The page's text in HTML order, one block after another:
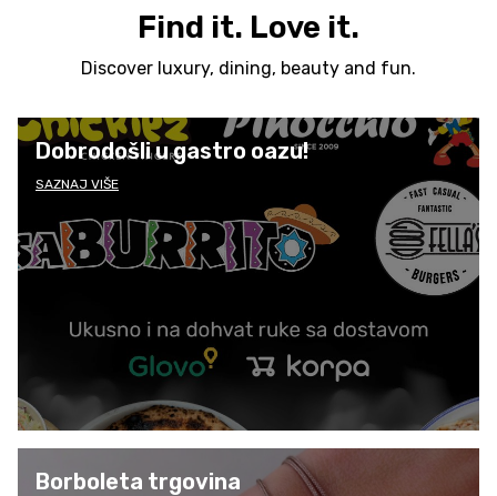
Find it. Love it.
Discover luxury, dining, beauty and fun.
Dobrodošli u gastro oazu!
SAZNAJ VIŠE
Borboleta trgovina